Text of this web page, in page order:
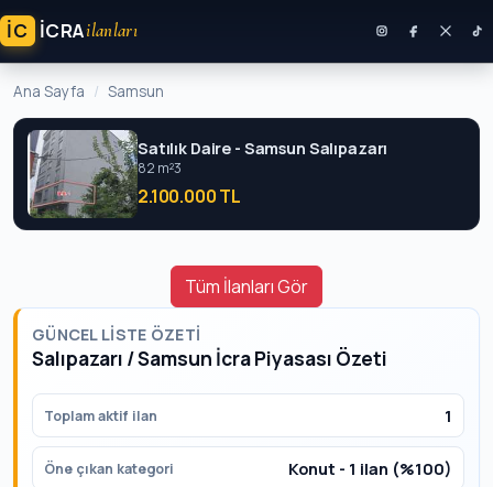
İC ICRAilanları
Ana Sayfa Samsun
Satılık Daire - Samsun Salıpazarı
82 m²3
2.100.000 TL
Tüm İlanları Gör
GÜNCEL LISTE ÖZETI
Salıpazarı / Samsun İcra Piyasası Özeti
Toplam aktif ilan 1
Öne çıkan kategori Konut - 1 ilan (%100)